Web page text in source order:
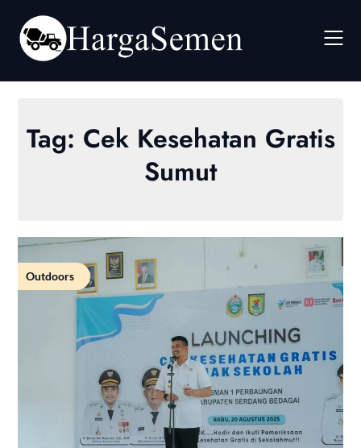
content
Tag: Cek Kesehatan Gratis
Sumut
Outdoors